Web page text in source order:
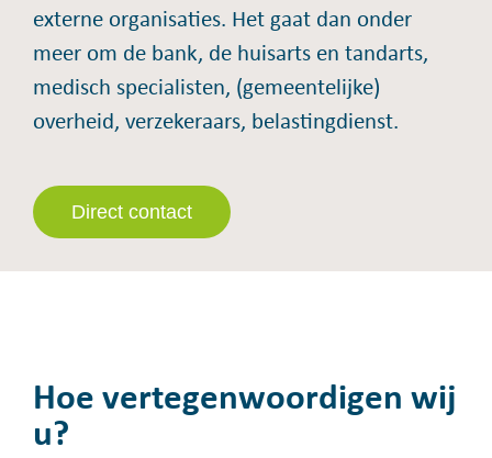
externe organisaties. Het gaat dan onder
meer om de bank, de huisarts en tandarts,
medisch specialisten, (gemeentelijke)
overheid, verzekeraars, belastingdienst.
Direct contact
Hoe vertegenwoordigen wij
u?